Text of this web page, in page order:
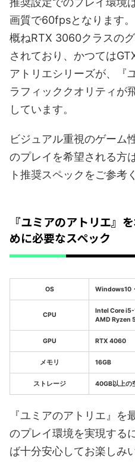
画質で60fpsとなります。
概ねRTX 3060クラスの
されており、かつては
アトリエシリーズが、『
ラフィッククオリティが
しています。
ビジュアル重視のゲーム
のプレイを希望される方
ト推奨スペックをご参考
『ユミアのアトリエ』
めに必要なスペック
OS Windows10
CPU
Intel Core
AMD Ryzen
GPU RTX 4060
メモリ 16GB
ストレージ 40GB以上の
『ユミアのアトリエ』
のプレイ環境を実現する
ば十分安心してお楽しみ